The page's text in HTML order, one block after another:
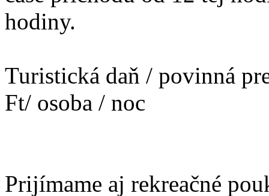
hodiny.
Turistická daň / povinná
Ft/ osoba / noc
Prijímame aj rekreačné